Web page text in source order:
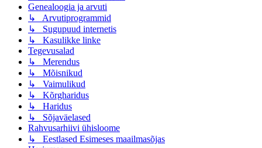
Genealoogia ja arvuti
↳ Arvutiprogrammid
↳ Sugupuud internetis
↳ Kasulikke linke
Tegevusalad
↳ Merendus
↳ Mõisnikud
↳ Vaimulikud
↳ Kõrgharidus
↳ Haridus
↳ Sõjaväelased
Rahvusarhiivi ühisloome
↳ Eestlased Esimeses maailmasõjas